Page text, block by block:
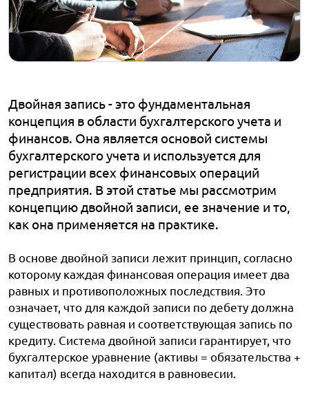
Двойная запись - это фундаментальная
концепция в области бухгалтерского учета и
финансов. Она является основой системы
бухгалтерского учета и используется для
регистрации всех финансовых операций
предприятия. В этой статье мы рассмотрим
концепцию двойной записи, ее значение и то,
как она применяется на практике.
В основе двойной записи лежит принцип, согласно
которому каждая финансовая операция имеет два
равных и противоположных последствия. Это
означает, что для каждой записи по дебету должна
существовать равная и соответствующая запись по
кредиту. Система двойной записи гарантирует, что
бухгалтерское уравнение (активы = обязательства +
капитал) всегда находится в равновесии.